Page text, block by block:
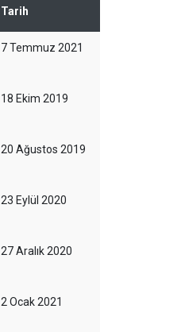
Tarih
7 Temmuz 2021
18 Ekim 2019
20 Ağustos 2019
23 Eylül 2020
27 Aralık 2020
2 Ocak 2021